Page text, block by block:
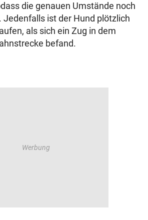
die genauen Umstände noch
Jedenfalls ist der Hund plötzlich
als sich ein Zug in dem
befand.